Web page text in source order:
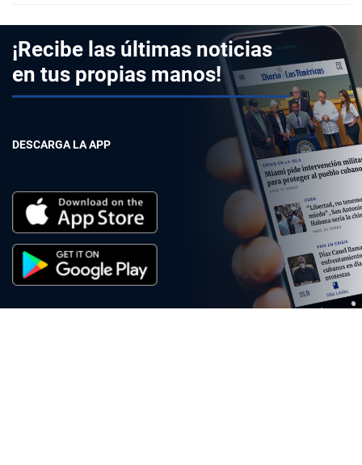
¡Recibe las últimas noticias
en tus propias manos!
DESCARGA LA APP